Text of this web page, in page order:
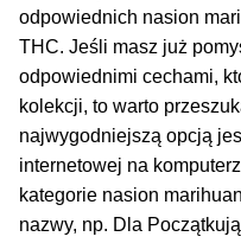
PROMOCJE 1+1
NAJLEPSZE OKAZJE
PROMOCJA TYGODNIA
Dla Początkujących
odpowiednich nasion
THC. Jeśli masz już
odpowiednimi cechami,
kolekcji, to warto
najwygodniejszą opcją
internetowej na
kategorie nasion
nazwy, np. Dla